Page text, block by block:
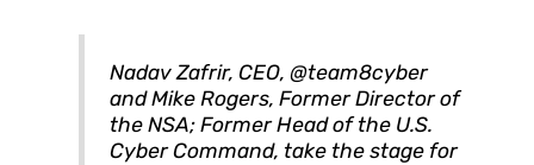
Nadav Zafrir, CEO, @team8cyber
and Mike Rogers, Former Director of
the NSA; Former Head of the U.S.
Cyber Command, take the stage for